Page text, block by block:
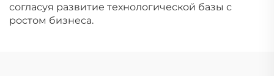
согласуя развитие технологической базы с
ростом бизнеса.